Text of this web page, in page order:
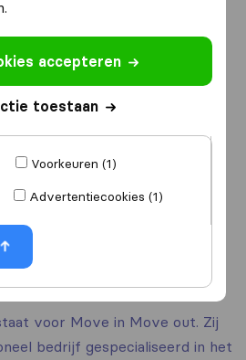
voor Move in Move out. Zij
bedrijf gespecialiseerd in het
accepteren
toestaan
Voorkeuren (1)
Advertentiecookies (1)